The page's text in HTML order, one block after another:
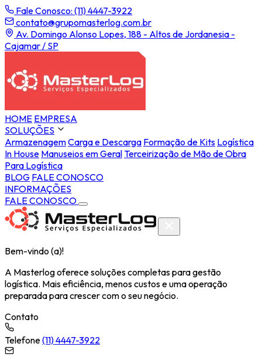
Fale Conosco: (11) 4447-3922
contato@grupomasterlog.com.br
Av. Domingo Alonso Lopes, 188 - Altos de Jordanesia -
Cajamar / SP
HOME EMPRESA
SOLUÇÕES
ArmazenagemCarga e Descarga Formação de Kits Logística
In House Manuseios em GeralTerceirização de Mão de Obra
Para Logística
BLOG FALE CONOSCO
INFORMAÇÕES
FALE CONOSCO
Bem-vindo (a)!
A Masterlog oferece soluções completas para gestão
logística. Mais eficiência, menos custos e uma operação
preparada para crescer com o seu negócio.
Contato
Telefone(11) 4447-3922